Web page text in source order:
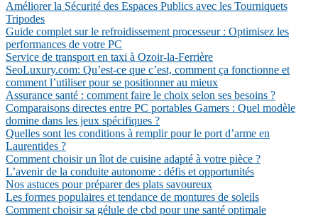
Améliorer la Sécurité des Espaces Publics avec les Tourniquets
Tripodes
Guide complet sur le refroidissement processeur : Optimisez les
performances de votre PC
Service de transport en taxi à Ozoir-la-Ferrière
SeoLuxury.com: Qu’est-ce que c’est, comment ça fonctionne et
comment l’utiliser pour se positionner au mieux
Assurance santé : comment faire le choix selon ses besoins ?
Comparaisons directes entre PC portables Gamers : Quel modèle
domine dans les jeux spécifiques ?
Quelles sont les conditions à remplir pour le port d’arme en
Laurentides ?
Comment choisir un îlot de cuisine adapté à votre pièce ?
L’avenir de la conduite autonome : défis et opportunités
Nos astuces pour préparer des plats savoureux
Les formes populaires et tendance de montures de soleils
Comment choisir sa gélule de cbd pour une santé optimale